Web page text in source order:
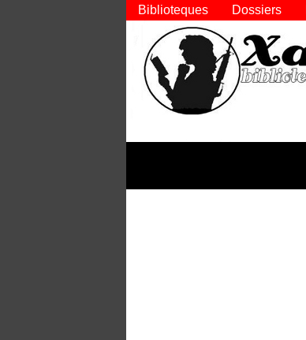
Biblioteques Dossiers